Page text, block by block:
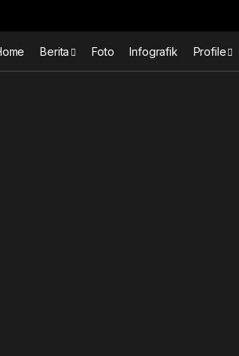
Berita Foto Infografik Profile